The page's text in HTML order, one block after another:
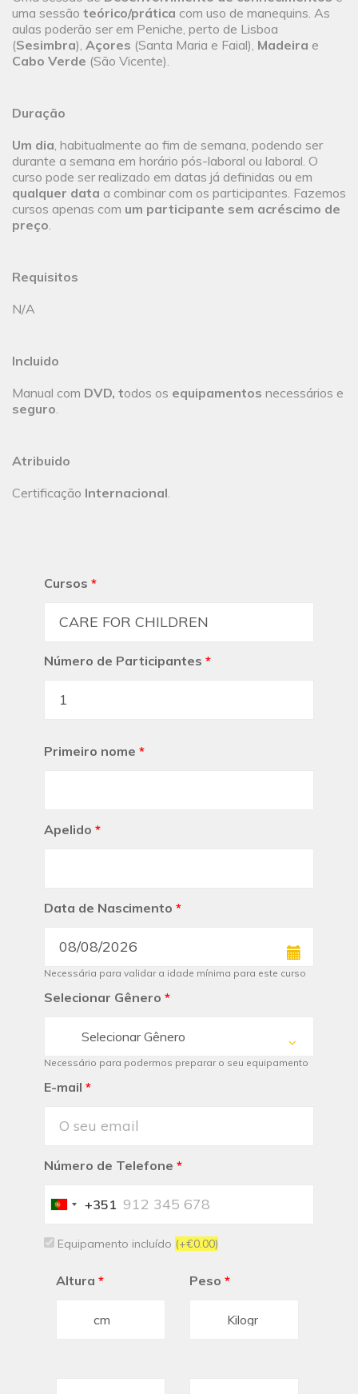
uma sessão teórico/prática com uso de manequins. As
aulas poderão ser em Peniche, perto de Lisboa
(Sesimbra), Açores (Santa Maria e Faial), Madeira e
Cabo Verde (São Vicente).
Duração
Um dia, habitualmente ao fim de semana, podendo ser
durante a semana em horário pós-laboral ou laboral. O
curso pode ser realizado em datas já definidas ou em
qualquer data a combinar com os participantes. Fazemos
cursos apenas com um participante sem acréscimo de
preço.
Requisitos
N/A
Incluido
Manual com DVD, todos os equipamentos necessários e
seguro.
Atribuido
Certificação Internacional.
Cursos *
Número de Participantes *
Primeiro nome *
Apelido *
Data de Nascimento *
Necessária para validar a idade mínima para este curso
Selecionar Gênero *
Selecionar Gênero
Necessário para podermos preparar o seu equipamento
E-mail *
Número de Telefone *
Portugal
+351
Equipamento incluído (+€0.00)
Altura * Peso *